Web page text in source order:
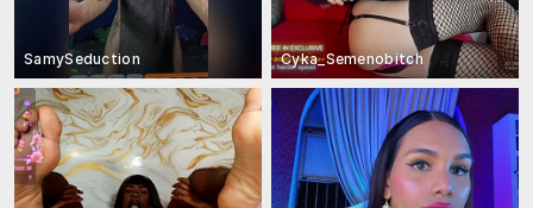
SamySeduction Cyka_Semenobitch